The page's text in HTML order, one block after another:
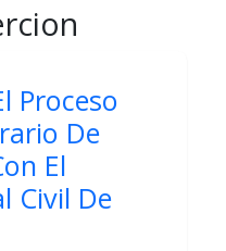
Proceso
De
El
Civil De